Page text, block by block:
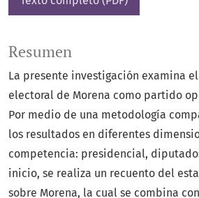
Resumen
La presente investigación examina
electoral de Morena como partido
Por medio de una metodología
los resultados en diferentes
competencia: presidencial,
inicio, se realiza un recuento del
sobre Morena, la cual se combina